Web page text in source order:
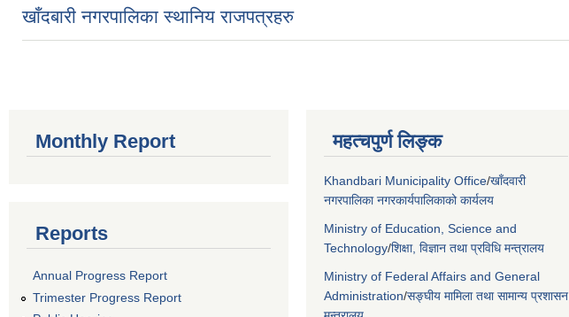
खाँदबारी नगरपालिका स्थानिय राजपत्रहरु
Monthly Report
Reports
Annual Progress Report
Trimester Progress Report
महत्चपुर्ण लिङ्क
Khandbari Municipality Office/खाँदवारी
नगरपालिका नगरकार्यपालिकाको कार्यलय
Ministry of Education, Science and
Technology/शिक्षा, विज्ञान तथा प्रविधि मन्त्रालय
Ministry of Federal Affairs and General
Administration/सङ्घीय मामिला तथा सामान्य प्रशासन